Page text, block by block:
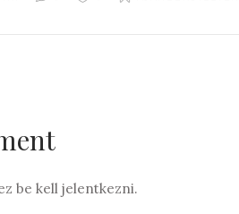
be kell jelentkezni.